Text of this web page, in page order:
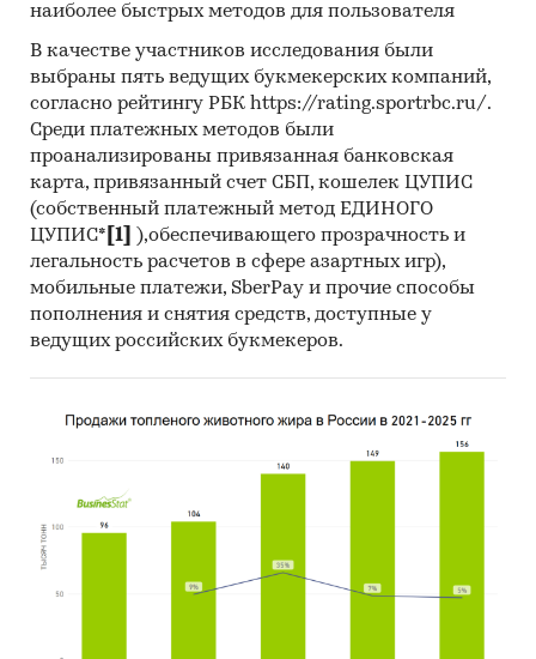
наиболее быстрых методов для пользователя
В качестве участников исследования были
выбраны пять ведущих букмекерских компаний,
согласно рейтингу РБК https://rating.sportrbc.ru/.
Среди платежных методов были
проанализированы привязанная банковская
карта, привязанный счет СБП, кошелек ЦУПИС
(собственный платежный метод ЕДИНОГО
ЦУПИС* [1]
),обеспечивающего прозрачность и
легальность расчетов в сфере азартных игр),
мобильные платежи, SberPay и прочие способы
пополнения и снятия средств, доступные у
ведущих российских букмекеров.